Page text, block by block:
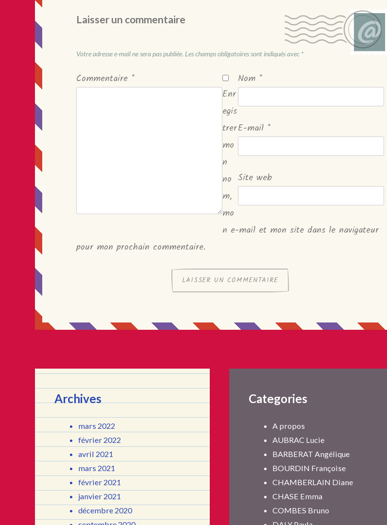
Laisser un commentaire
Votre adresse e-mail ne sera pas publiée. Les champs obligatoires sont indiqués avec *
Commentaire * Nom *
E-mail *
Site web
Enr
egis
trer
mo
n
no
m,
mo
n e-mail et mon site dans le navigateur
pour mon prochain commentaire.
Archives
mars 2022
février 2022
avril 2021
mars 2021
février 2021
janvier 2021
décembre 2020
Categories
A propos
AUBRAC Lucie
BARBERAT Angélique
BOURDIN Françoise
CHAMBERLAIN Diane
CHASE Emma
COMBES Bruno